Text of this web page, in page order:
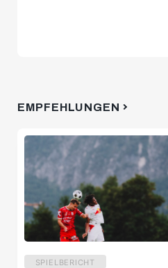
EMPFEHLUNGEN
SPIELBERICHT